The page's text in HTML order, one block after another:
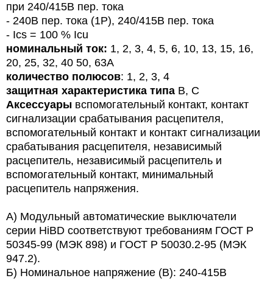
при 240/415В пер. тока
- 240В пер. тока (1P), 240/415В пер. тока
- Ics = 100 % Icu
номинальный ток: 1, 2, 3, 4, 5, 6, 10, 13, 15, 16,
20, 25, 32, 40 50, 63A
количество полюсов: 1, 2, 3, 4
защитная характеристика типа B, C
Аксессуары вспомогательный контакт, контакт
сигнализации срабатывания расцепителя,
вспомогательный контакт и контакт сигнализации
срабатывания расцепителя, независимый
расцепитель, независимый расцепитель и
вспомогательный контакт, минимальный
расцепитель напряжения.
А) Модульный автоматические выключатели
серии HiBD соответствуют требованиям ГОСТ Р
50345-99 (МЭК 898) и ГОСТ Р 50030.2-95 (МЭК
947.2).
Б) Номинальное напряжение (В): 240-415В